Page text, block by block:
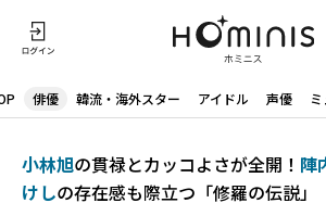
俳優 韓流・海外スター アイドル 声優
小林旭の貫禄とカッコよさが全開！ 陣
けしの存在感も際立つ「修羅の伝説」